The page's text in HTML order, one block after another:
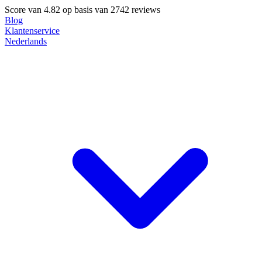
Score van 4.82 op basis van 2742 reviews
Blog
Klantenservice
Nederlands